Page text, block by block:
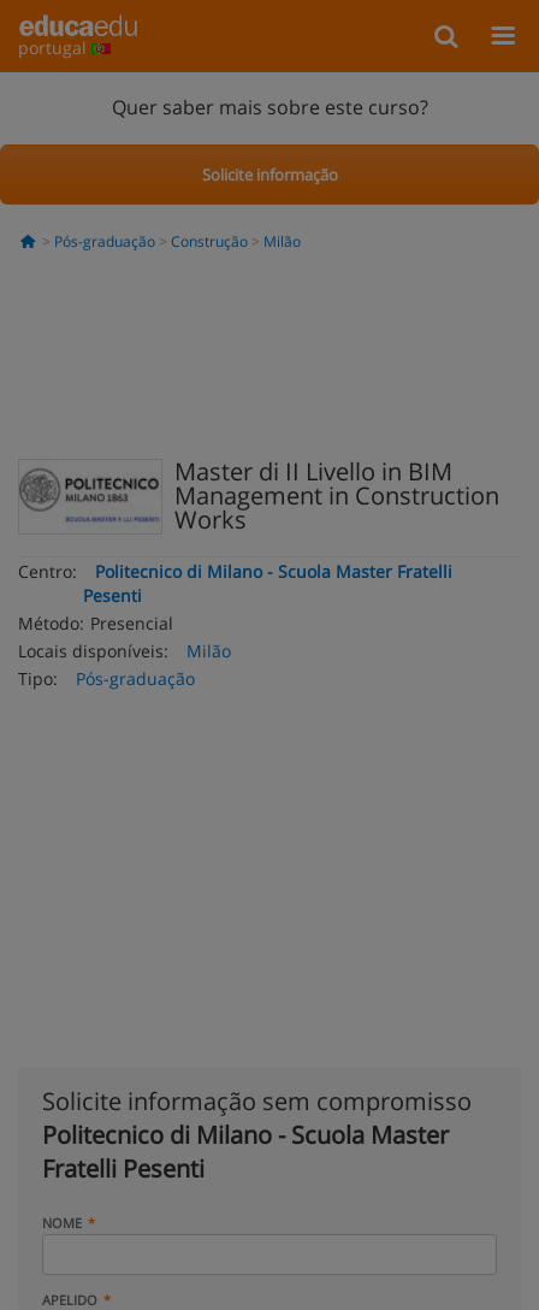
portugal
Quer saber mais sobre este curso?
Solicite informação
Pós-graduação Construção Milão
Master di II Livello in BIM
Management in Construction
Works
Centro:
Politecnico di Milano - Scuola Master Fratelli
Pesenti
Método: Presencial
Locais disponíveis:
Milão
Tipo:
Pós-graduação
Solicite informação sem compromisso
Politecnico di Milano - Scuola Master
Fratelli Pesenti
NOME
APELIDO